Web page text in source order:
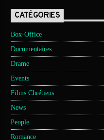
CATÉGORIES
Box-Office
Documentaires
Drame
Events
Films Chrétiens
News
People
Romance